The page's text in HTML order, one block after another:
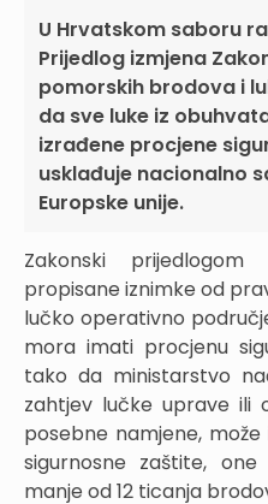
U Hrvatskom saboru
Prijedlog izmjena
pomorskih brodova i
da sve luke iz
izrađene procjene
usklađuje nacionalno
Europske unije.
Zakonski
propisane iznimke od
lučko operativno
mora imati procjenu
tako da ministarstvo
zahtjev lučke uprave ili
posebne namjene,
sigurnosne zaštite,
manje od 12 ticanja